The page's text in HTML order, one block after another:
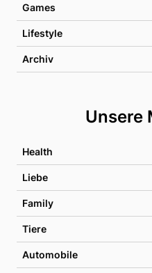
Games
Lifestyle
Archiv
Unsere
Health
Liebe
Family
Tiere
Automobile